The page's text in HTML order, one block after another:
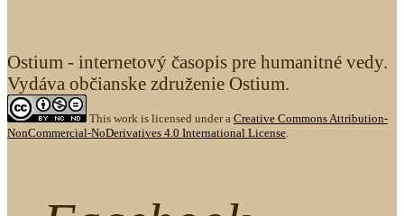
Ostium - internetový časopis pre humanitné vedy.
Vydáva občianske združenie Ostium.
This work is licensed under a Creative Commons Attribution-
NonCommercial-NoDerivatives 4.0 International License.